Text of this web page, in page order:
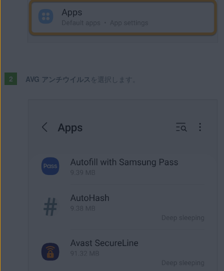
AVG アンチウイルス を選択します。